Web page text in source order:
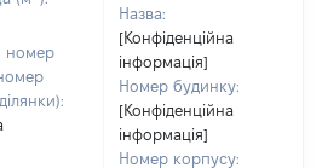
номер
Назва:
[Конфіденційна
інформація]
Номер будинку:
[Конфіденційна
інформація]
Номер корпусу: